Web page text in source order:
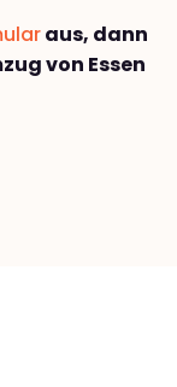
aus, dann
von Essen